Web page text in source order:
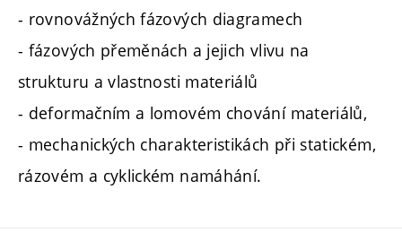
- rovnovážných fázových diagramech
- fázových přeměnách a jejich vlivu na
strukturu a vlastnosti materiálů
- deformačním a lomovém chování materiálů,
- mechanických charakteristikách při statickém,
rázovém a cyklickém namáhání.